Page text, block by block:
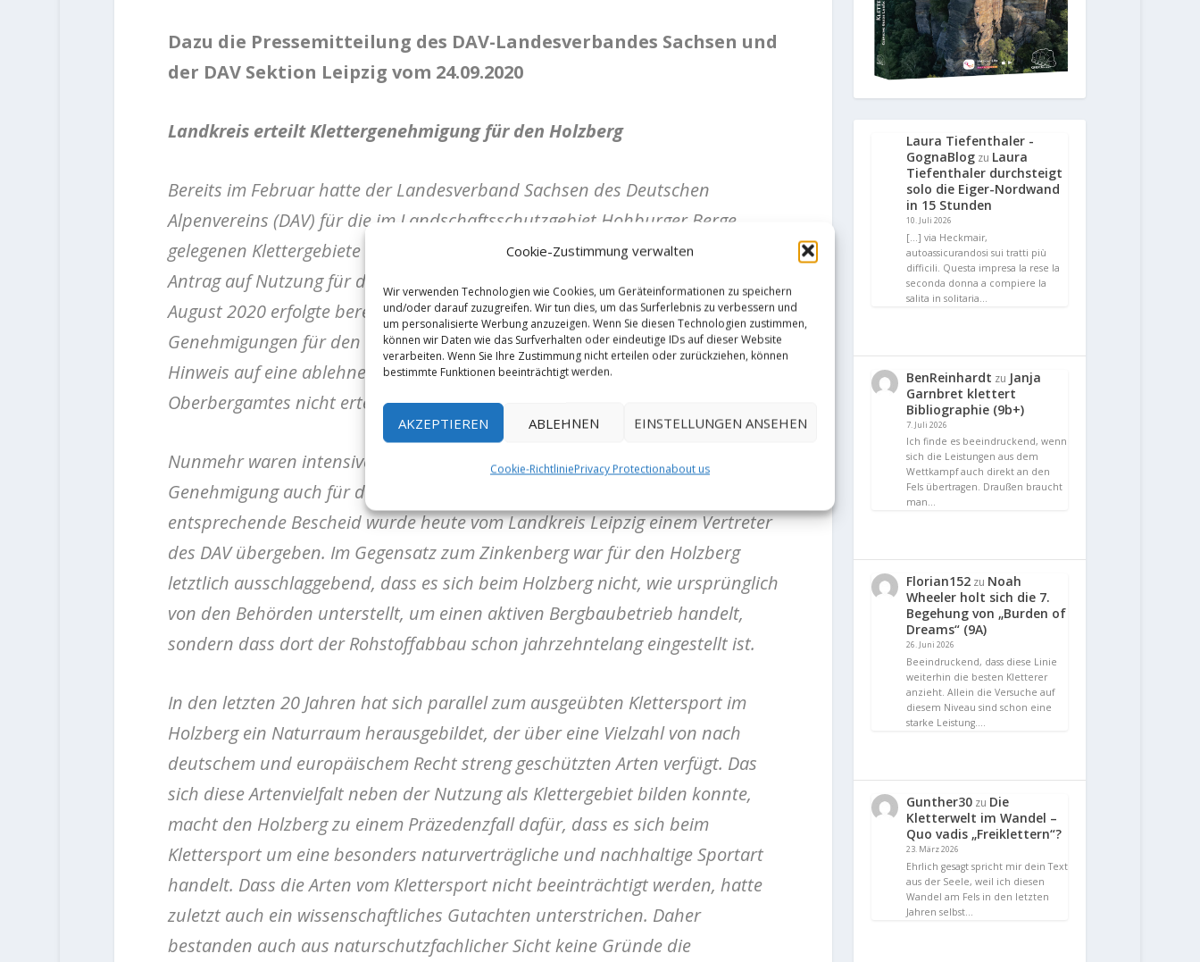
Cookie-Zustimmung verwalten
Wir verwenden Technologien wie Cookies, um Geräteinformationen zu speichern
und/oder darauf zuzugreifen. Wir tun dies, um das Surferlebnis zu verbessern und
um personalisierte Werbung anzuzeigen. Wenn Sie diesen Technologien zustimmen,
können wir Daten wie das Surfverhalten oder eindeutige IDs auf dieser Website
verarbeiten. Wenn Sie Ihre Zustimmung nicht erteilen oder zurückziehen, können
bestimmte Funktionen beeinträchtigt werden.
AKZEPTIEREN ABLEHNEN EINSTELLUNGEN ANSEHEN
Cookie-RichtliniePrivacy Protectionabout us
Dazu die Pressemitteilung des DAV-Landesverbandes Sachsen und
der DAV Sektion Leipzig vom 24.09.2020
Landkreis erteilt Klettergenehmigung für den Holzberg
Bereits im Februar hatte der Landesverband Sachsen des Deutschen
Alpenvereins (DAV) für die im Landschaftsschutzgebiet Hohburger Berge
gelegenen Klettergebiete Holzberg, Gaudlitzberg und Zinkenberg einen
Antrag auf Nutzung für den naturverträglichen Klettersport gestellt. Im
August 2020 erfolgte bereits die Zulassung für den Gaudlitzberg. Die
Genehmigungen für den Holzberg und den Zinkenberg wurden jedoch mit
Hinweis auf eine ablehnende Stellungnahme des Sächsischen
Oberbergamtes nicht erteilt.
Nunmehr waren intensive Nachverhandlungen erfolgreich, sodass die
Genehmigung auch für den Holzberg erteilt werden konnte. Der
entsprechende Bescheid wurde heute vom Landkreis Leipzig einem Vertreter
des DAV übergeben. Im Gegensatz zum Zinkenberg war für den Holzberg
letztlich ausschlaggebend, dass es sich beim Holzberg nicht, wie ursprünglich
von den Behörden unterstellt, um einen aktiven Bergbaubetrieb handelt,
sondern dass dort der Rohstoffabbau schon jahrzehntelang eingestellt ist.
In den letzten 20 Jahren hat sich parallel zum ausgeübten Klettersport im
Holzberg ein Naturraum herausgebildet, der über eine Vielzahl von nach
deutschem und europäischem Recht streng geschützten Arten verfügt. Das
sich diese Artenvielfalt neben der Nutzung als Klettergebiet bilden konnte,
macht den Holzberg zu einem Präzedenzfall dafür, dass es sich beim
Klettersport um eine besonders naturverträgliche und nachhaltige Sportart
handelt. Dass die Arten vom Klettersport nicht beeinträchtigt werden, hatte
zuletzt auch ein wissenschaftliches Gutachten unterstrichen. Daher
bestanden auch aus naturschutzfachlicher Sicht keine Gründe die
Laura Tiefenthaler -
GognaBlog zu Laura
Tiefenthaler durchsteigt
solo die Eiger-Nordwand
in 15 Stunden
10. Juli 2026
[…] via Heckmair,
autoassicurandosi sui tratti più
difficili. Questa impresa la rese la
seconda donna a compiere la
salita in solitaria…
BenReinhardt zu Janja
Garnbret klettert
Bibliographie (9b+)
7. Juli 2026
Ich finde es beeindruckend, wenn
sich die Leistungen aus dem
Wettkampf auch direkt an den
Fels übertragen. Draußen braucht
man…
Florian152 zu Noah
Wheeler holt sich die 7.
Begehung von „Burden of
Dreams“ (9A)
26. Juni 2026
Beeindruckend, dass diese Linie
weiterhin die besten Kletterer
anzieht. Allein die Versuche auf
diesem Niveau sind schon eine
starke Leistung.…
Gunther30 zu Die
Kletterwelt im Wandel –
Quo vadis „Freiklettern“?
23. März 2026
Ehrlich gesagt spricht mir dein Text
aus der Seele, weil ich diesen
Wandel am Fels in den letzten
Jahren selbst…